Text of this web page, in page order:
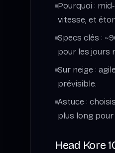
Pourquoi :
vitesse, et
Specs clés :
pour les jours
Sur neige :
prévisible.
Astuce :
plus long
Head Kore